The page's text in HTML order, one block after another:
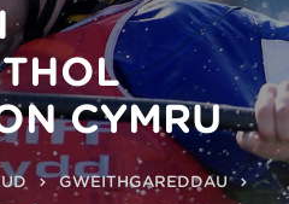
CYMRU
GWEITHGAREDDAU